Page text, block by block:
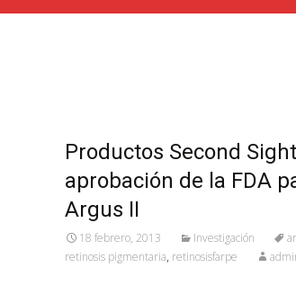
Productos Second
aprobación de la FDA
Argus II
18 febrero, 2013 Investigación
retinosis pigmentaria, retinosisfarpe